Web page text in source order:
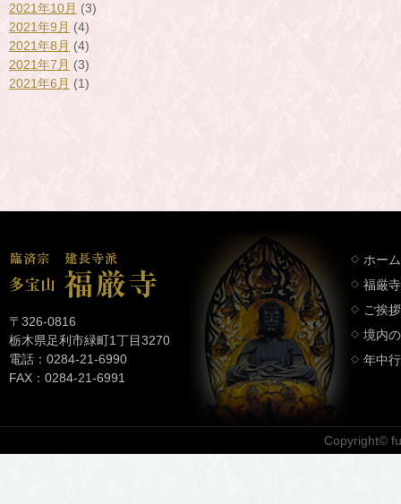
2021年10月 (3)
2021年9月 (4)
2021年8月 (4)
2021年7月 (3)
2021年6月 (1)
〒326-0816
栃木県足利市緑町1丁目3270
電話：0284-21-6990
FAX：0284-21-6991
ホーム
福厳
ご挨拶
境内
年中
Copyright©